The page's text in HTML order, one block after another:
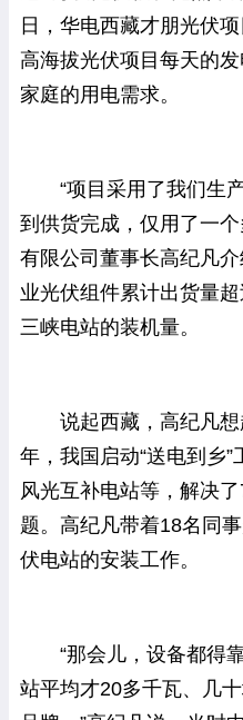
日，华电西藏才朋光伏
高海拔光伏项目每天的
家庭的用电需求。
“项目采用了我们生产
到供货完成，仅用了一
有限公司董事长高纪凡
业光伏组件累计出货量
三峡电站的装机量。
说起西藏，高纪凡想
年，我国启动“送电到乡”
风光互补电站等，解决
题。高纪凡带着18名同
伏电站的安装工作。
“那会儿，设备都得靠
站平均才20多千瓦、几